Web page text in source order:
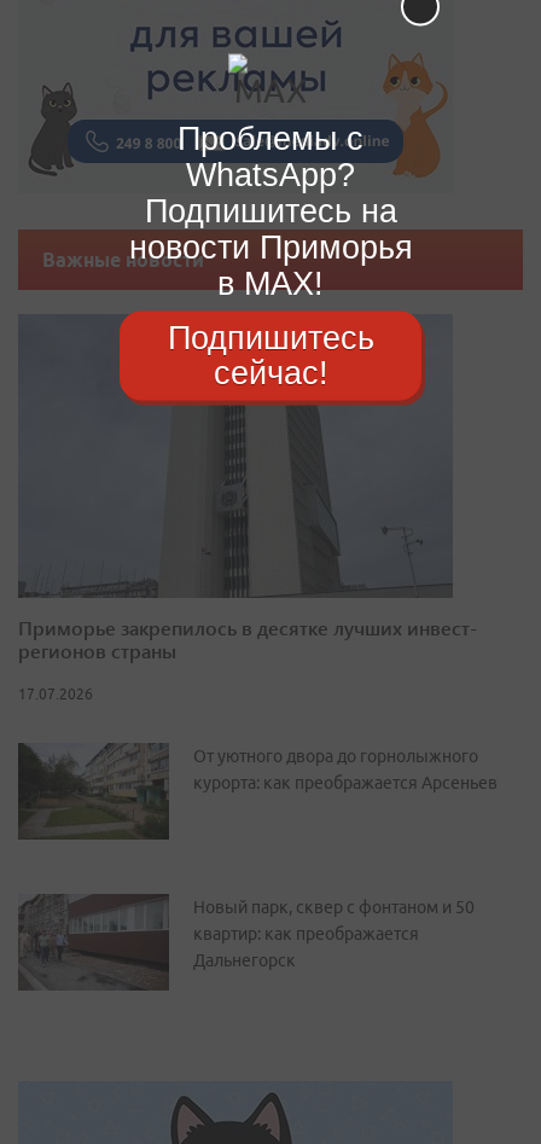
Важные новости
Приморье закрепилось в десятке лучших инвест-
регионов страны
17.07.2026
От уютного двора до горнолыжного
курорта: как преображается Арсеньев
Новый парк, сквер с фонтаном и 50
квартир: как преображается
Дальнегорск
Проблемы с
WhatsApp?
Подпишитесь на
новости Приморья
в MAX!
Подпишитесь
сейчас!